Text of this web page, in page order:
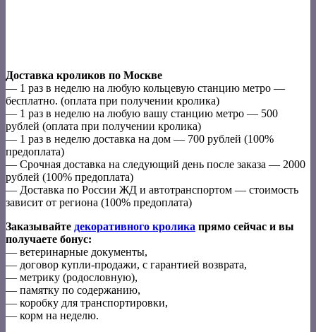
Доставка кроликов по Москве
— 1 раз в неделю на любую кольцевую станцию метро —
бесплатно. (оплата при получении кролика)
— 1 раз в неделю на любую вашу станцию метро — 500
рублей (оплата при получении кролика)
— 1 раз в неделю доставка на дом — 700 рублей (100%
предоплата)
— Срочная доставка на следующий день после заказа — 2000
рублей (100% предоплата)
— Доставка по России ЖД и автотранспортом — стоимость
зависит от региона (100% предоплата)
Заказывайте декоративного кролика прямо сейчас и вы
получаете бонус:
— ветеринарные документы,
— договор купли-продажи, с гарантией возврата,
— метрику (родословную),
— памятку по содержанию,
— коробку для транспортировки,
— корм на неделю.